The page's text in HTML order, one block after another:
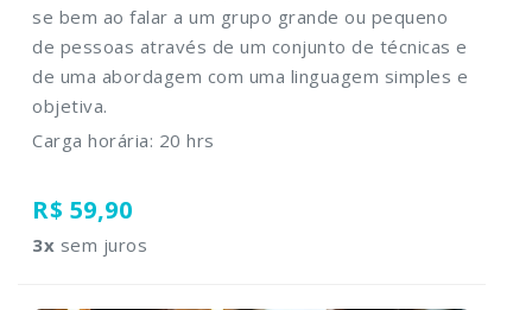
se bem ao falar a um grupo grande ou pequeno
de pessoas através de um conjunto de técnicas e
de uma abordagem com uma linguagem simples e
objetiva.
Carga horária: 20 hrs
R$ 59,90
3x sem juros